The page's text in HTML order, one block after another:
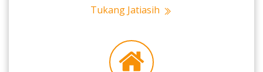
Tukang Jatiasih